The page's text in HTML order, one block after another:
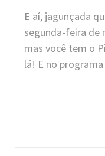
E aí, jagunçada
segunda-feira de
mas você tem o
lá! E no